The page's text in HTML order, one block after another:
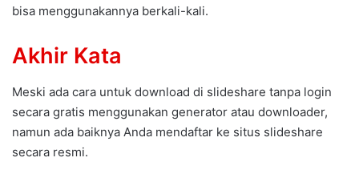
bisa menggunakannya berkali-kali.
Akhir Kata
Meski ada cara untuk download di slideshare tanpa login
secara gratis menggunakan generator atau downloader,
namun ada baiknya Anda mendaftar ke situs slideshare
secara resmi.